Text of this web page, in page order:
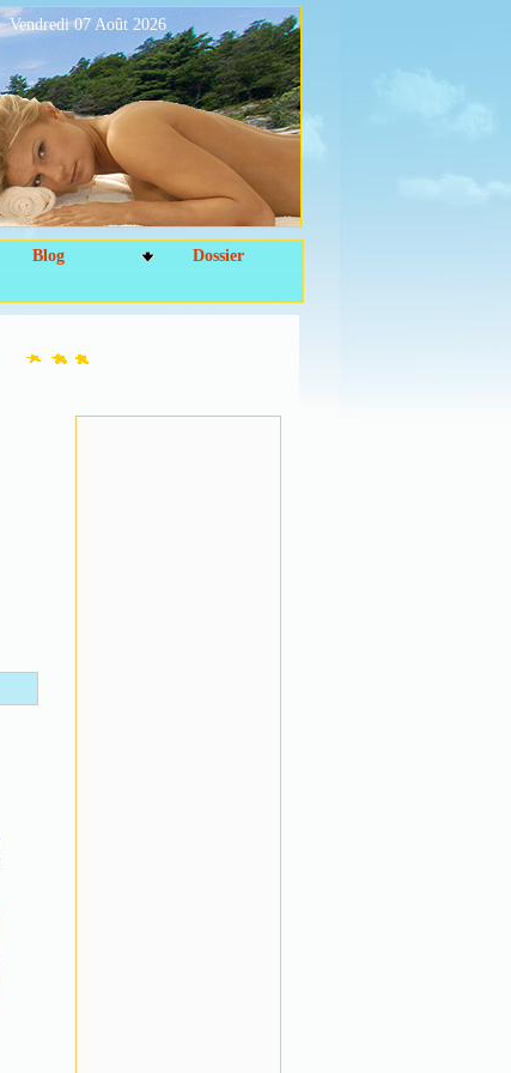
Vendredi 07 Août 2026
Blog
Dossier